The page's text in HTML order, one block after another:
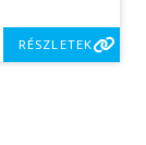
RÉSZLETEK